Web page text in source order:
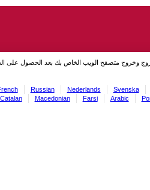
وخروج متصفح الويب الخاص بك بعد الحصول على
Russian Nederlands Svenska
Catalan Macedonian Farsi Arabic